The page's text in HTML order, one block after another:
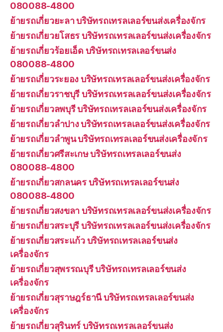
080088-4800
ย้ายรถเกี่ยวยะลา บริษัทรถเทรลเลอร์ขนส่งเครื่องจักร
ย้ายรถเกี่ยวยโสธร บริษัทรถเทรลเลอร์ขนส่งเครื่องจักร
ย้ายรถเกี่ยวร้อยเอ็ด บริษัทรถเทรลเลอร์ขนส่ง
080088-4800
ย้ายรถเกี่ยวระยอง บริษัทรถเทรลเลอร์ขนส่งเครื่องจักร
ย้ายรถเกี่ยวราชบุรี บริษัทรถเทรลเลอร์ขนส่งเครื่องจักร
ย้ายรถเกี่ยวลพบุรี บริษัทรถเทรลเลอร์ขนส่งเครื่องจักร
ย้ายรถเกี่ยวลำปาง บริษัทรถเทรลเลอร์ขนส่งเครื่องจักร
ย้ายรถเกี่ยวลำพูน บริษัทรถเทรลเลอร์ขนส่งเครื่องจักร
ย้ายรถเกี่ยวศรีสะเกษ บริษัทรถเทรลเลอร์ขนส่ง
080088-4800
ย้ายรถเกี่ยวสกลนคร บริษัทรถเทรลเลอร์ขนส่ง
080088-4800
ย้ายรถเกี่ยวสงขลา บริษัทรถเทรลเลอร์ขนส่งเครื่องจักร
ย้ายรถเกี่ยวสระบุรี บริษัทรถเทรลเลอร์ขนส่งเครื่องจักร
ย้ายรถเกี่ยวสระแก้ว บริษัทรถเทรลเลอร์ขนส่ง
เครื่องจักร
ย้ายรถเกี่ยวสุพรรณบุรี บริษัทรถเทรลเลอร์ขนส่ง
เครื่องจักร
ย้ายรถเกี่ยวสุราษฎร์ธานี บริษัทรถเทรลเลอร์ขนส่ง
เครื่องจักร
ย้ายรถเกี่ยวสุรินทร์ บริษัทรถเทรลเลอร์ขนส่ง